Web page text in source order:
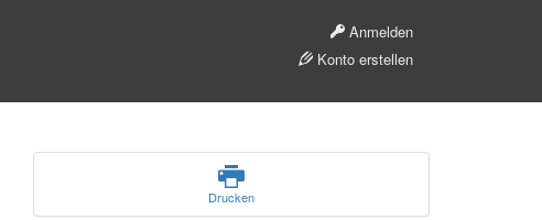
Anmelden
Konto erstellen
Drucken